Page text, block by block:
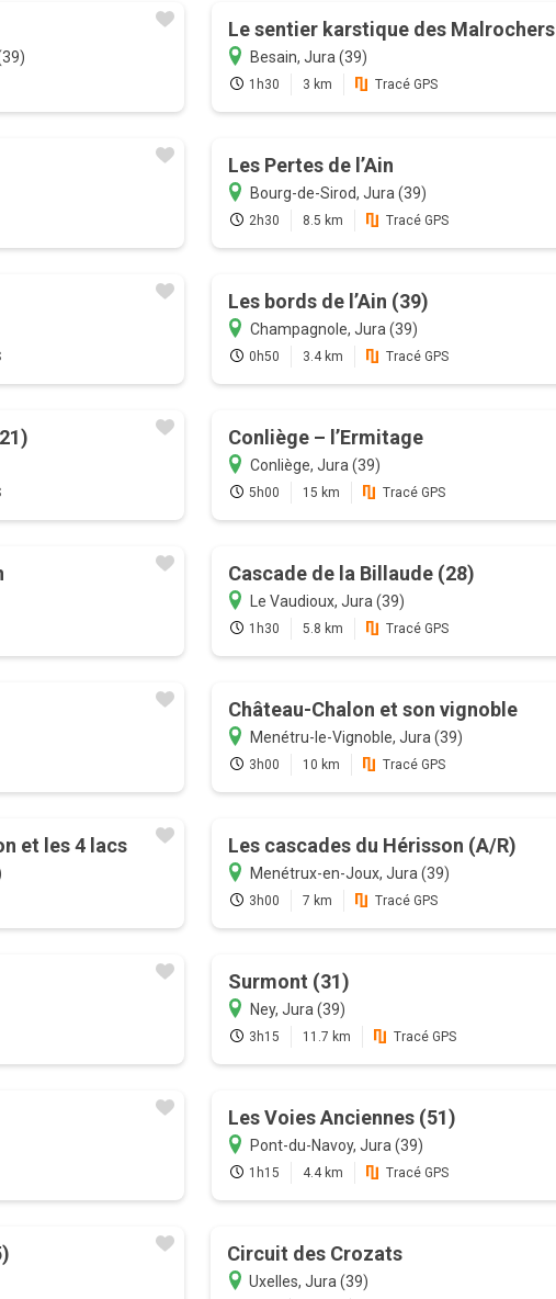
Le sentier karstique des Malrochers
Besain, Jura (39)
1h30 3 km Tracé GPS
Les Pertes de l’Ain
Bourg-de-Sirod, Jura (39)
2h30 8.5 km Tracé GPS
Les bords de l’Ain (39)
Champagnole, Jura (39)
0h50 3.4 km Tracé GPS
Conliège – l’Ermitage
Conliège, Jura (39)
5h00 15 km Tracé GPS
Cascade de la Billaude (28)
Le Vaudioux, Jura (39)
1h30 5.8 km Tracé GPS
Château-Chalon et son vignoble
Menétru-le-Vignoble, Jura (39)
3h00 10 km Tracé GPS
et les 4 lacs Les cascades du Hérisson (A/R)
Menétrux-en-Joux, Jura (39)
3h00 7 km Tracé GPS
Surmont (31)
Ney, Jura (39)
3h15 11.7 km Tracé GPS
Les Voies Anciennes (51)
Pont-du-Navoy, Jura (39)
1h15 4.4 km Tracé GPS
Circuit des Crozats
Uxelles, Jura (39)